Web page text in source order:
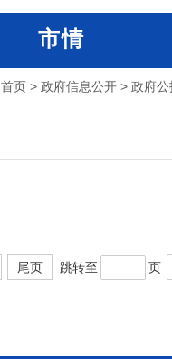
市情
首页 > 政府信息公开 > 政府公
尾页 跳转至 页